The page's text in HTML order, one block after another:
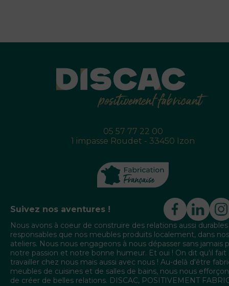
05 57 77 22 00
1 impasse Roudet - 33450 Izon
Suivez nos aventures !
Nous avons à coeur de construire des relations aussi
responsables que nos meubles produits localement, dans nos
ateliers. Nous nous engageons à nous dépasser sans jamais
notre passion et notre bonne humeur. Et oui ! On dit qu'il fait
travailler chez nous mais aussi avec nous ! Au-delà d'être
meubles de cuisines et de salles de bains, nous nous
de créer de belles relations. DISCAC, POSITIVEMENT